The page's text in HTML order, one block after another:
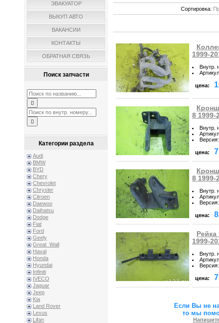
ЭВАКУАТОР
ВЫКУП АВТО
ВАКАНСИИ
КОНТАКТЫ
ОБРАТНАЯ СВЯЗЬ
Поиск запчасти
Категории раздела
Audi
BMW
BYD
Chery
Chevrolet
Chrysler
Citroen
Daewoo
Daihatsu
Dodge
Fiat
Ford
Geely
Great_Wall
Haval
Honda
Hyundai
Infiniti
IVECO
Jaguar
Jeep
Kia
Land Rover
Lexus
Lifan
Сортировка:
1999-
Внутр.
Артикул
цена:
8 1999-
Внутр.
Артикул
Версия:
цена:
8 1999-
Внутр.
Артикул
Версия:
цена:
1999-
Внутр.
Артикул
Версия:
цена:
Если Вы не
то мы